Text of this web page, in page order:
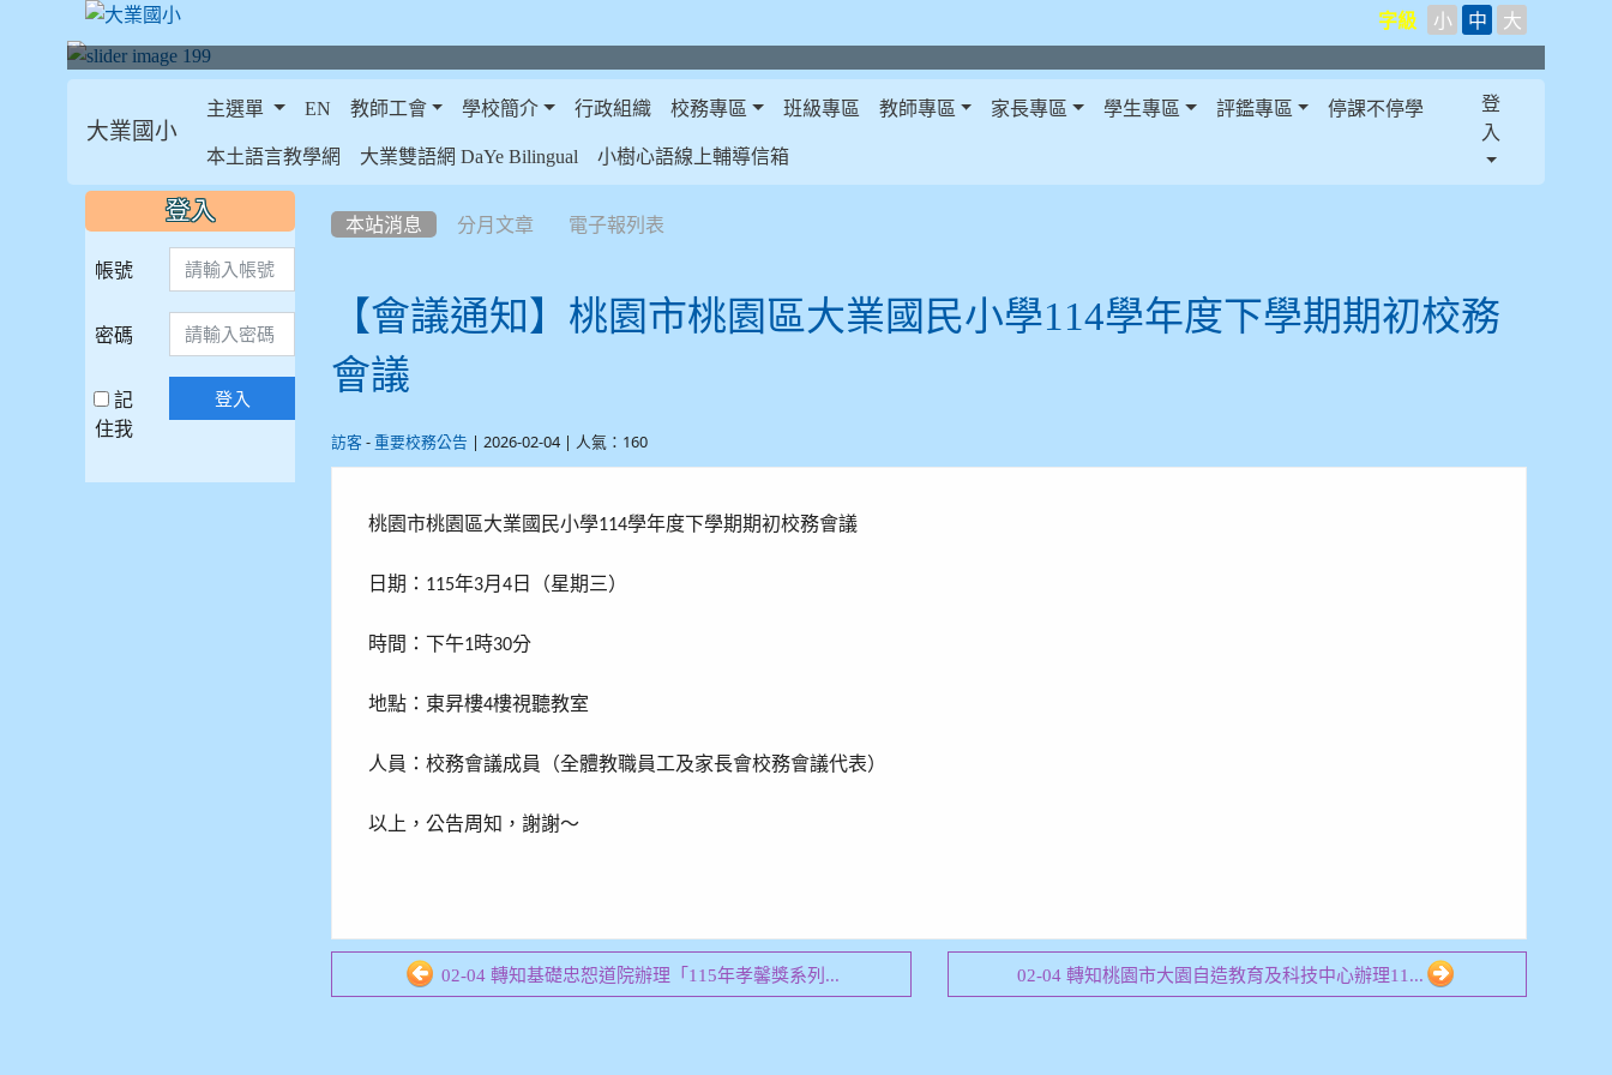
字級 小 中 大
大業國小
主選單 EN 教師工會 學校簡介 行政組織 校務專區 班級專區 教師專區 家長專區 學生專區 評鑑專區 停課不停學
本土語言教學網 大業雙語網 DaYe Bilingual 小樹心語線上輔導信箱
登
入
本站消息 分月文章 電子報列表
【會議通知】桃園市桃園區大業國民小學114學年度下學期期初校務
會議
訪客 -重要校務公告 | 2026-02-04 | 人氣：160
桃園市桃園區大業國民小學114學年度下學期期初校務會議
日期： 115年3月4 日（星期三）
時間：下午1時30分
地點：東昇樓4樓視聽教室
人員：校務會議成員（全體教職員工及家長會校務會議代表）
以上，公告周知，謝謝～
02-04 轉知基礎忠恕道院辦理「115年孝馨獎系列... 02-04 轉知桃園市大園自造教育及科技中心辦理11...
::: 登入
帳號
密碼
記
住我
登入